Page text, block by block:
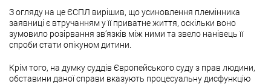
З огляду на це ЄСПЛ вирішив, що усиновлення племінника
заявниці є втручанням у її приватне життя, оскільки воно
зумовило розірвання зв’язків між ними та звело нанівець її
спроби стати опікуном дитини.
Крім того, на думку суддів Європейського суду з прав людини,
обставини даної справи вказують процесуальну дисфункцію